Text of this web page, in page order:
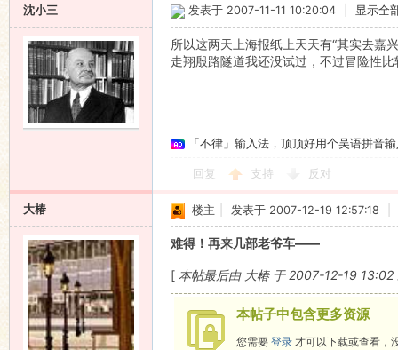
沈小三 发表于 2007-11-11 10:20:04 显示全
所以这两天上海报纸上天天有“其实去嘉
走翔殷路隧道我还没试过，不过冒险性
「不律」输入法，顶顶好用个吴语拼音
回复 支持 反对
大椿 楼主 发表于 2007-12-19 12:57:18
难得！再来几部老爷车——
[ 本帖最后由 大椿 于 2007-12-19
本帖子中包含更多资源
您需要 登录 才可以下载或查看，